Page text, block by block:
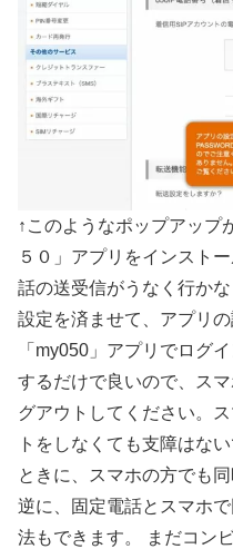
↑このようなポップアップ
５０」アプリをインスト
話の送受信がうなく行か
設定を済ませて、アプリ
「my050」アプリでログ
するだけで良いので、ス
グアウトしてください。
トをしなくても支障はな
ときに、スマホの方でも
逆に、固定電話とスマホ
法もできます。 まだコン